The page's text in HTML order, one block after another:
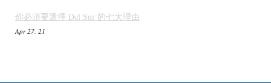
你必須要選擇 Del Sur 的七大理由
Apr 27, 21